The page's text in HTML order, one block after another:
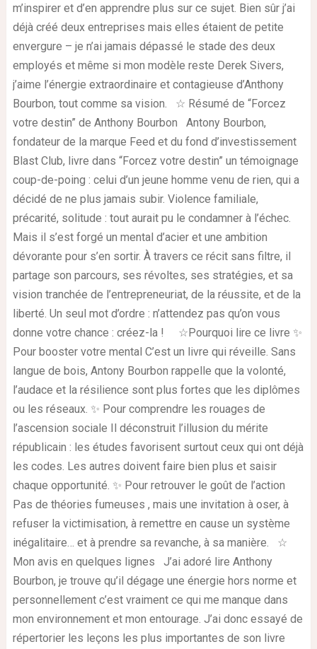
m’inspirer et d’en apprendre plus sur ce sujet. Bien sûr j’ai
déjà créé deux entreprises mais elles étaient de petite
envergure – je n’ai jamais dépassé le stade des deux
employés et même si mon modèle reste Derek Sivers,
j’aime l’énergie extraordinaire et contagieuse d’Anthony
Bourbon, tout comme sa vision. ☆ Résumé de “Forcez
votre destin” de Anthony Bourbon Antony Bourbon,
fondateur de la marque Feed et du fond d’investissement
Blast Club, livre dans “Forcez votre destin” un témoignage
coup-de-poing : celui d’un jeune homme venu de rien, qui a
décidé de ne plus jamais subir. Violence familiale,
précarité, solitude : tout aurait pu le condamner à l’échec.
Mais il s’est forgé un mental d’acier et une ambition
dévorante pour s’en sortir. À travers ce récit sans filtre, il
partage son parcours, ses révoltes, ses stratégies, et sa
vision tranchée de l’entrepreneuriat, de la réussite, et de la
liberté. Un seul mot d’ordre : n’attendez pas qu’on vous
donne votre chance : créez-la ! ☆Pourquoi lire ce livre ✨
Pour booster votre mental C’est un livre qui réveille. Sans
langue de bois, Antony Bourbon rappelle que la volonté,
l’audace et la résilience sont plus fortes que les diplômes
ou les réseaux. ✨ Pour comprendre les rouages de
l’ascension sociale Il déconstruit l’illusion du mérite
républicain : les études favorisent surtout ceux qui ont déjà
les codes. Les autres doivent faire bien plus et saisir
chaque opportunité. ✨ Pour retrouver le goût de l’action
Pas de théories fumeuses , mais une invitation à oser, à
refuser la victimisation, à remettre en cause un système
inégalitaire… et à prendre sa revanche, à sa manière. ☆
Mon avis en quelques lignes J’ai adoré lire Anthony
Bourbon, je trouve qu’il dégage une énergie hors norme et
personnellement c’est vraiment ce qui me manque dans
mon environnement et mon entourage. J’ai donc essayé de
répertorier les leçons les plus importantes de son livre